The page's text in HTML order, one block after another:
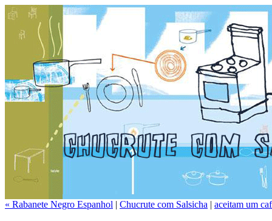
« Rabanete Negro Espanhol | Chucrute com Salsicha | aceitam um